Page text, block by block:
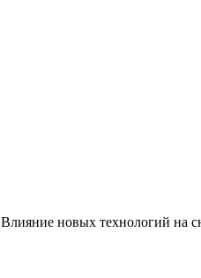
Влияние новых технологий на